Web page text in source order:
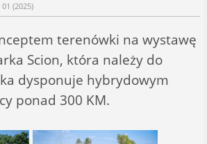
(2025)
terenówki na wystawę
Scion, która należy do
dysponuje hybrydowym
ponad 300 KM.